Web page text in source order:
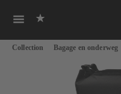
Ga naar de hoofdinhoud
Collection Bagage en onderweg